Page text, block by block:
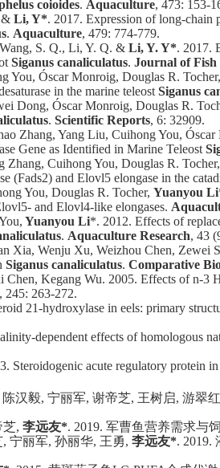
coioides. Aquaculture, 473: 153-
& Li, Y*. 2017. Expression of long-chain
. Aquaculture, 479: 774-779.
S. Q., Li, Y. Q. & Li, Y. Y*. 2017.
Siganus canaliculatus. Journal of Fish
You, Óscar Monroig, Douglas R. Tocher,
in the marine teleost Siganus
Dong, Óscar Monroig, Douglas R.
. Scientific Reports, 6: 32909.
Zhang, Yang Liu, Cuihong You,
Gene as Identified in Marine Teleost
Cuihong You, Douglas R. Tocher,
(Fads2) and Elovl5 elongase in the
You, Douglas R. Tocher, Yuanyou Li
and Elovl4-like elongases.
Yuanyou Li*. 2012. Effects of
. Aquaculture Research, 43
Xia, Wenju Xu, Weizhou Chen, Zewei
Siganus canaliculatus. Comparative
Kegang Wu. 2005. Effects of n-3
, 245: 263-272.
21-hydroxylase in eels: primary
dependent effects of homologous
Steroidogenic acute regulatory protein
汉毅, 宁丽军, 谢帝芝, 王树启, 游翠
芝, 李远友*. 2019. 军曹鱼营养需求与
, 宁丽军, 孙丽华, 王勇, 李远友*. 2019.